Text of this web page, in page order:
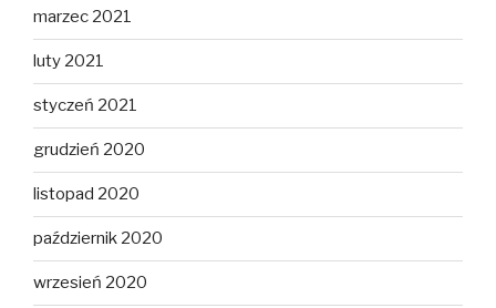
marzec 2021
luty 2021
styczeń 2021
grudzień 2020
listopad 2020
październik 2020
wrzesień 2020